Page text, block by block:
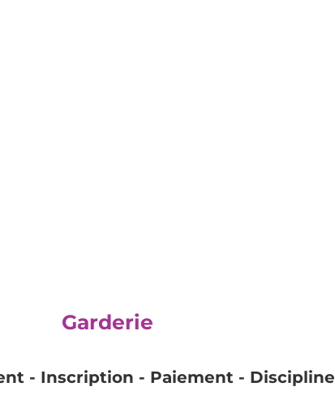
Garderie
- Inscription - Paiement - Discipline